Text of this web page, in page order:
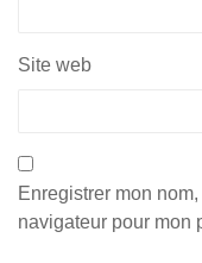
Site web
Enregistrer mon
navigateur pour mon